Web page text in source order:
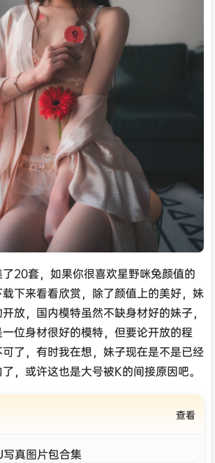
20套，如果你很喜欢星野咪兔颜值的
下来看看欣赏，除了颜值上的美好，妹
放，国内模特虽然不缺身材好的妹子，
位身材很好的模特，但要论开放的程
了，有时我在想，妹子现在是不是已经
，或许这也是大号被K的间接原因吧。
查看
真图片包合集